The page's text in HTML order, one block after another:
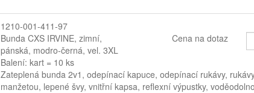
1210-001-411-97
Bunda CXS IRVINE, zimní,
pánská, modro-černá, vel. 3XL
Balení: kart = 10 ks
Cena na dotaz
Zateplená bunda 2v1, odepínací kapuce, odepínací rukávy,
manžetou, lepené švy, vnitřní kapsa, reflexní výpustky,